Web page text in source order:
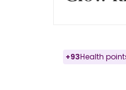
+93Health